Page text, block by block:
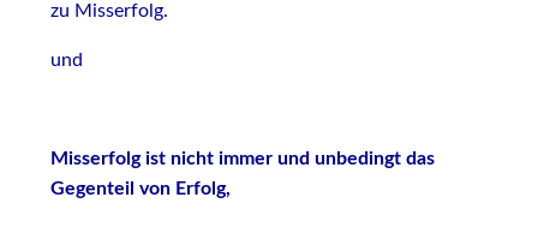
zu Misserfolg.
und
Misserfolg ist nicht immer und unbedingt das
Gegenteil von Erfolg,